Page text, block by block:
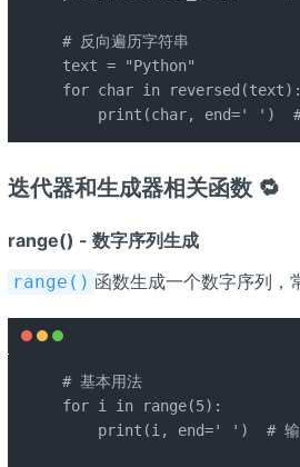
# 反向遍历字符串
text = "Python"
for char in reversed(text):
print(char, end=' ')
迭代器和生成器相关函数 🔁
range() - 数字序列生成
range() 函数生成一个数字序列，
# 基本用法
for i in range(5):
print(i, end=' ')  #